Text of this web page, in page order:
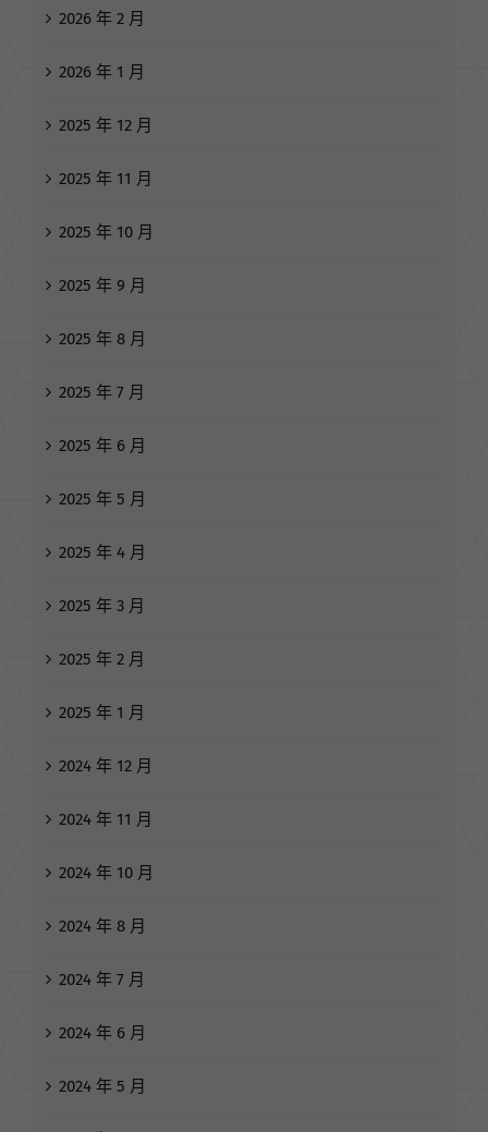
2026 年 3 月
2026 年 2 月
2026 年 1 月
2025 年 12 月
2025 年 11 月
2025 年 10 月
2025 年 9 月
2025 年 8 月
2025 年 7 月
2025 年 6 月
2025 年 5 月
2025 年 4 月
2025 年 3 月
2025 年 2 月
2025 年 1 月
2024 年 12 月
2024 年 11 月
2024 年 10 月
2024 年 8 月
2024 年 7 月
2024 年 6 月